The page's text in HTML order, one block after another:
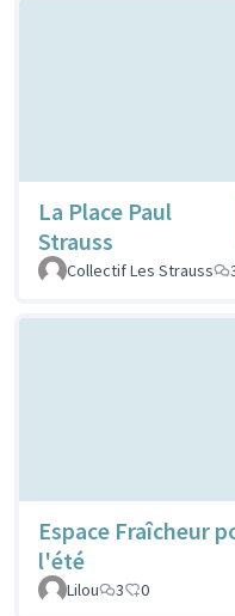
La Place Paul
Strauss
Collectif Les Strauss
Espace Fraîcheur
l'été
Lilou
3 0